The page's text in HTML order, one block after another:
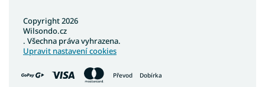
Převod Dobírka
Copyright 2026
Wilsondo.cz
. Všechna práva vyhrazena.
Upravit nastavení cookies